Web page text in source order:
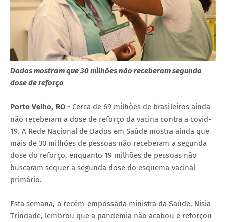
Dados mostram que 30 milhões não receberam segunda
dose de reforço
Porto Velho, RO - Cerca de 69 milhões de brasileiros ainda
não receberam a dose de reforço da vacina contra a covid-
19. A Rede Nacional de Dados em Saúde mostra ainda que
mais de 30 milhões de pessoas não receberam a segunda
dose do reforço, enquanto 19 milhões de pessoas não
buscaram sequer a segunda dose do esquema vacinal
primário.
Esta semana, a recém-empossada ministra da Saúde, Nísia
Trindade, lembrou que a pandemia não acabou e reforçou